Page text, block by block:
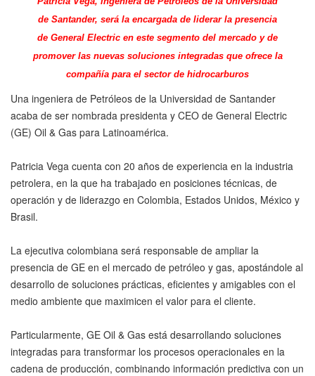
de Santander, será la encargada de liderar la presencia
de General Electric en este segmento del mercado y de
promover las nuevas soluciones integradas que ofrece la
compañía para el sector de hidrocarburos
Una ingeniera de Petróleos de la Universidad de Santander
acaba de ser nombrada presidenta y CEO de General Electric
(GE) Oil & Gas para Latinoamérica.
Patricia Vega cuenta con 20 años de experiencia en la industria
petrolera, en la que ha trabajado en posiciones técnicas, de
operación y de liderazgo en Colombia, Estados Unidos, México y
Brasil.
La ejecutiva colombiana será responsable de ampliar la
presencia de GE en el mercado de petróleo y gas, apostándole al
desarrollo de soluciones prácticas, eficientes y amigables con el
medio ambiente que maximicen el valor para el cliente.
Particularmente, GE Oil & Gas está desarrollando soluciones
integradas para transformar los procesos operacionales en la
cadena de producción, combinando información predictiva con un